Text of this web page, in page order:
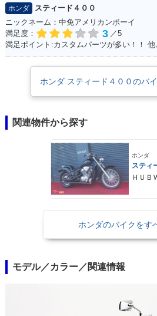
ホンダ
スティード４００
ニックネーム：中免アメリカンボーイ
満足度：
3 ／5
ホンダ スティード４００のバ
関連物件から探す
ホンダ
スティ
ＨＵＢ
ホンダのバイクをす
モデル／カラー／関連情報